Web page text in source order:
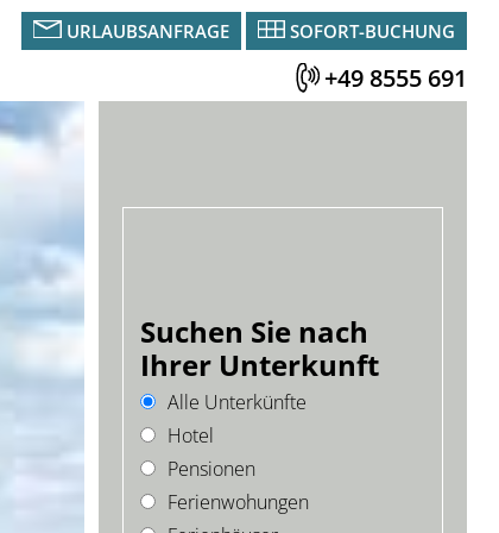
URLAUBSANFRAGE SOFORT-BUCHUNG
+49 8555 691
Suchen Sie nach
Ihrer Unterkunft
Alle Unterkünfte
Hotel
Pensionen
Ferienwohungen